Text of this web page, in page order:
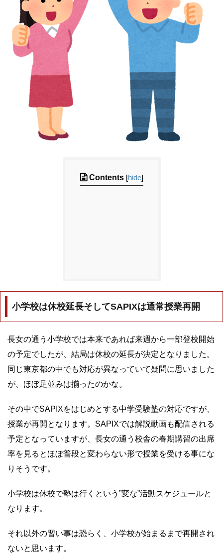
Contents [hide]
小学校は休校延長そしてSAPIXは通常授業再開
長女の通う小学校では本来であれば来週から一部登校開始
の予定でしたが、結局は休校の延長が決定となりました。
同じ東京都の中でも対応が異なっていて疑問に思いました
が、ほぼ足並みは揃ったのかな。
その中でSAPIXをはじめとする中学受験塾の対応ですが、
授業が再開となります。SAPIXでは解説動画も配信される
予定となっていますが、長女の通う校舎の春期講習の出席
率を見るとほぼ普段と変わらない形で授業を受ける事にな
りそうです。
小学校は休校で塾は行くという”変な”活動スケジュールと
なります。
それ以外の習い事は恐らく、小学校が始まるまで再開され
ないと思います。